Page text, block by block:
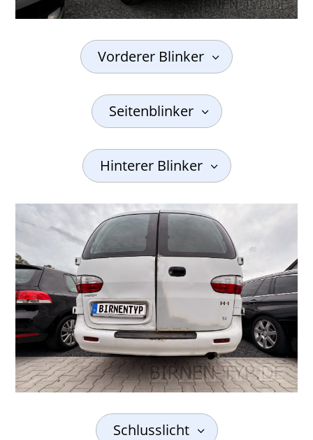
Vorderer Blinker
Seitenblinker
Hinterer Blinker
Schlusslicht